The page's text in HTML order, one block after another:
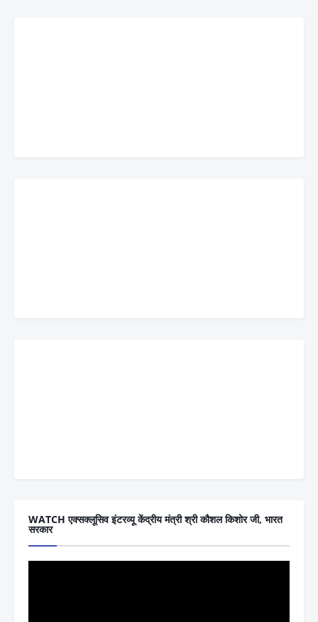
WATCH एक्सक्लूसिव इंटरव्यू केंद्रीय मंत्री श्री कौशल किशोर जी, भारत
सरकार